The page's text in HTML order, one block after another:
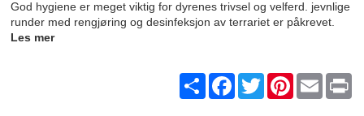
God hygiene er meget viktig for dyrenes trivsel og velferd. jevnlige
runder med rengjøring og desinfeksjon av terrariet er påkrevet.
Les mer
ShareFacebook
TwitterPinterest
Email